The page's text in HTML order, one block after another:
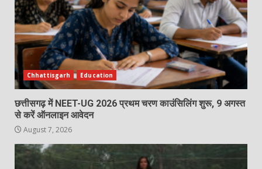
Chhattisgarh Education
छत्तीसगढ़ में NEET-UG 2026 प्रथम चरण काउंसिलिंग शुरू, 9 अगस्त
से करें ऑनलाइन आवेदन
August 7, 2026